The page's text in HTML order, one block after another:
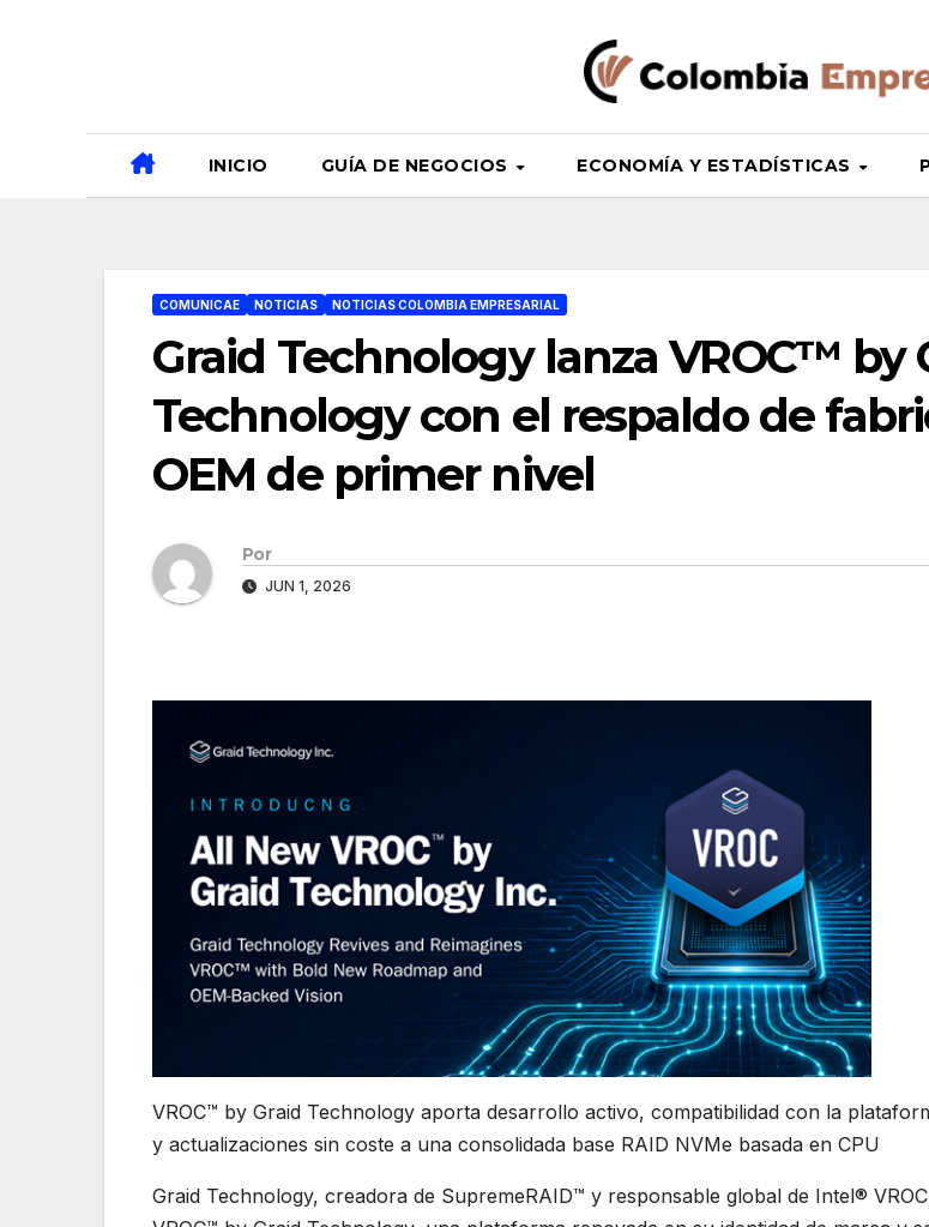
INICIO GUÍA DE NEGOCIOS ECONOMÍA Y ESTADÍSTICAS
COMUNICAE NOTICIAS NOTICIAS COLOMBIA EMPRESARIAL
Graid Technology lanza VROC™ by
Technology con el respaldo de
OEM de primer nivel
Por
JUN 1, 2026
VROC™ by Graid Technology aporta desarrollo activo, compatibilidad con la
y actualizaciones sin coste a una consolidada base RAID NVMe basada en CPU
Graid Technology, creadora de SupremeRAID™ y responsable global de Intel®